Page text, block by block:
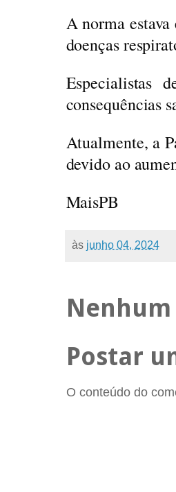
A norma
doenças
Especialistas
consequências
Atualmente, a
devido ao
MaisPB
às junho 04, 2024
Postar
O conteúdo do